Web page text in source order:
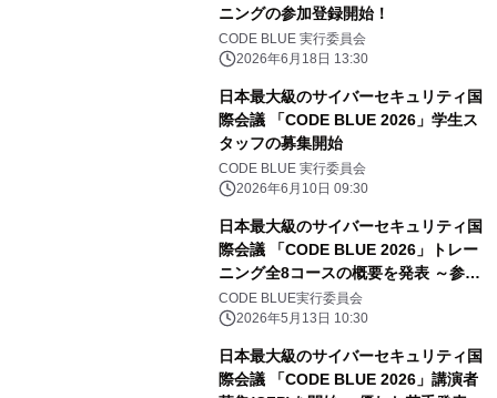
ニングの参加登録開始！
CODE BLUE 実行委員会
2026年6月18日 13:30
日本最大級のサイバーセキュリティ国
際会議 「CODE BLUE 2026」学生ス
タッフの募集開始
CODE BLUE 実行委員会
2026年6月10日 09:30
日本最大級のサイバーセキュリティ国
際会議 「CODE BLUE 2026」トレー
ニング全8コースの概要を発表 ～参加
登録は6月初旬より～
CODE BLUE実行委員会
2026年5月13日 10:30
日本最大級のサイバーセキュリティ国
際会議 「CODE BLUE 2026」講演者